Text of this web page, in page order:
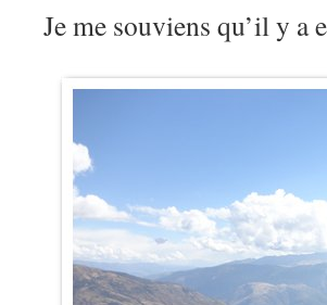
Je me souviens qu’il y